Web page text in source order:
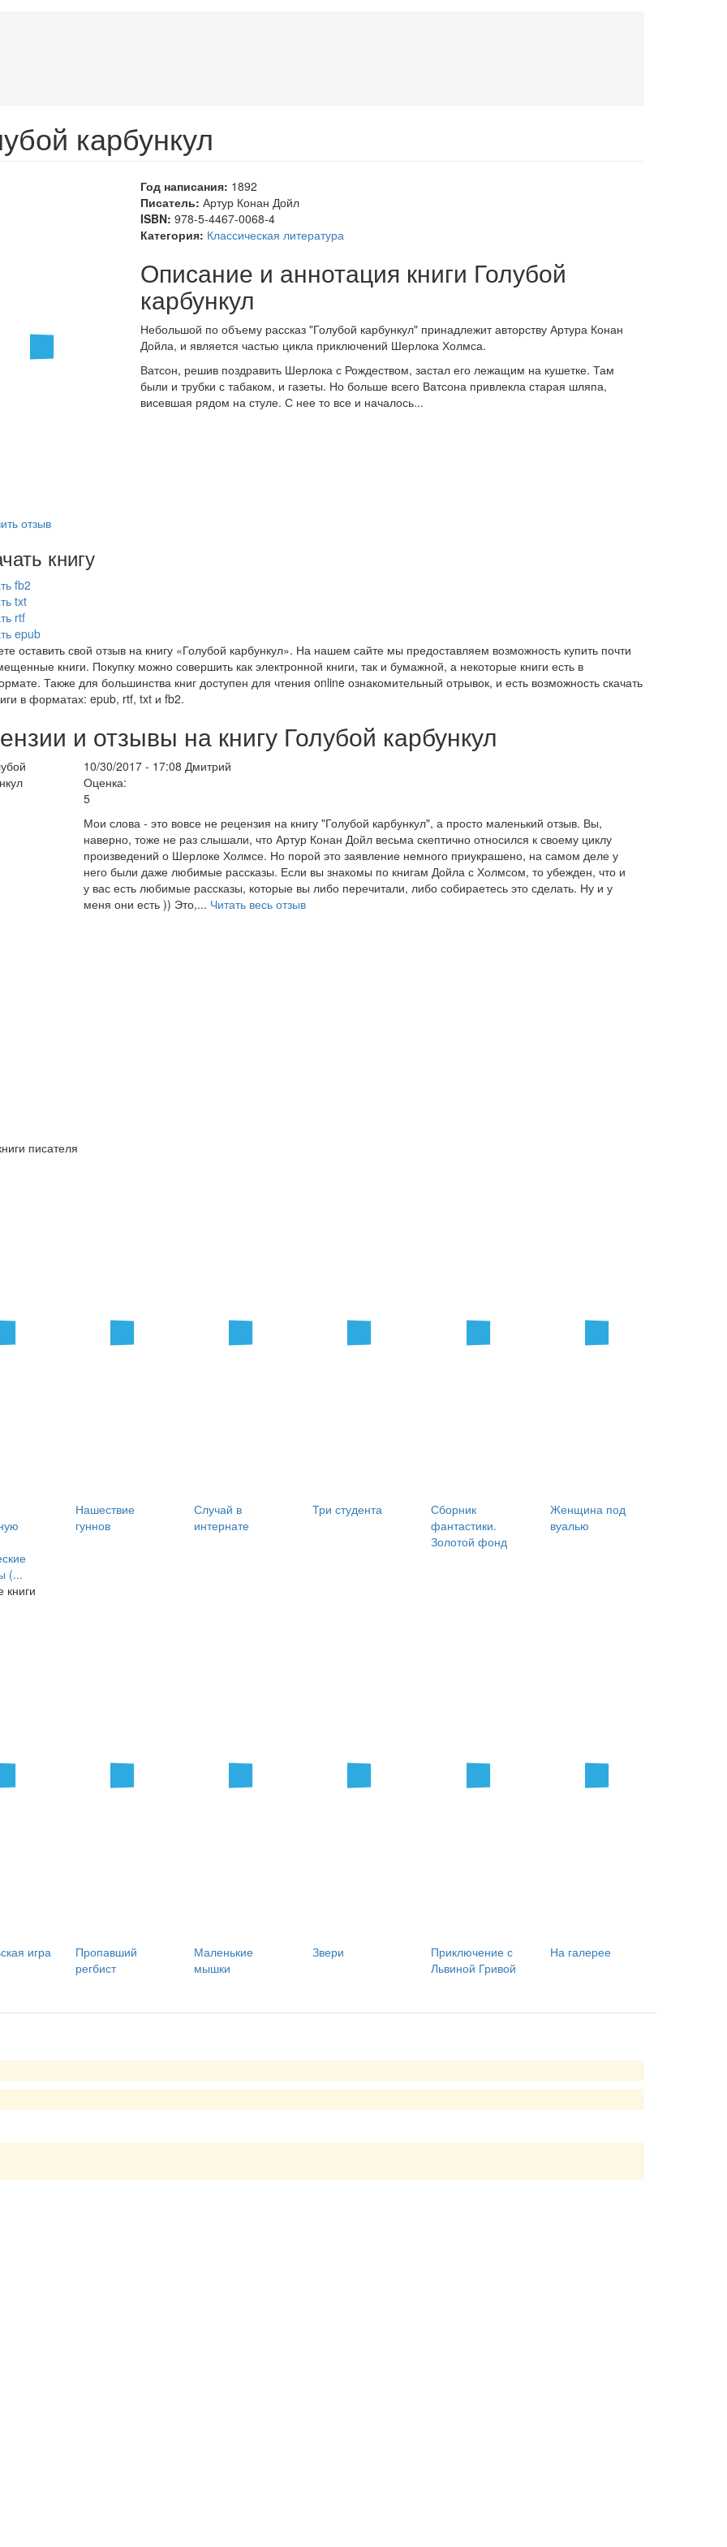
карбункул
отзыв
книгу
fb2
txt
rtf
epub
Год написания: 1892
Писатель:Артур Конан Дойл
ISBN:978-5-4467-0068-4
Категория: Классическая литература
Описание и аннотация книги Голубой
карбункул
Небольшой по объему рассказ "Голубой карбункул" принадлежит авторству Артура Конан
Дойла, и является частью цикла приключений Шерлока Холмса.
Ватсон, решив поздравить Шерлока с Рождеством, застал его лежащим на кушетке. Там
были и трубки с табаком, и газеты. Но больше всего Ватсона привлекла старая шляпа,
висевшая рядом на стуле. С нее то все и началось...
оставить свой отзыв на книгу «Голубой карбункул». На нашем сайте мы предоставляем возможность купить почти
книги. Покупку можно совершить как электронной книги, так и бумажной, а некоторые книги есть в
Также для большинства книг доступен для чтения online ознакомительный отрывок, и есть возможность скачать
в форматах: epub, rtf, txt и fb2.
и отзывы на книгу Голубой карбункул
10/30/2017 - 17:08 Дмитрий
Оценка:
5
Мои слова - это вовсе не рецензия на книгу "Голубой карбункул", а просто маленький отзыв. Вы,
наверно, тоже не раз слышали, что Артур Конан Дойл весьма скептично относился к своему циклу
произведений о Шерлоке Холмсе. Но порой это заявление немного приукрашено, на самом деле у
него были даже любимые рассказы. Если вы знакомы по книгам Дойла с Холмсом, то убежден, что и
у вас есть любимые рассказы, которые вы либо перечитали, либо собираетесь это сделать. Ну и у
меня они есть )) Это,... Читать весь отзыв
писателя
(...
Нашествие
гуннов
Случай в
интернате
Три студента
Сборник
фантастики.
Золотой фонд
Женщина под
вуалью
книги
игра
Пропавший
регбист
Маленькие
мышки
Звери
Приключение с
Львиной Гривой
На галерее